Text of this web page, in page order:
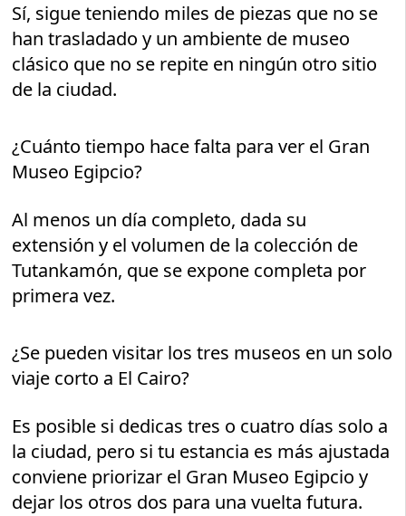
Sí, sigue teniendo miles de piezas que no se
han trasladado y un ambiente de museo
clásico que no se repite en ningún otro sitio
de la ciudad.
¿Cuánto tiempo hace falta para ver el Gran
Museo Egipcio?
Al menos un día completo, dada su
extensión y el volumen de la colección de
Tutankamón, que se expone completa por
primera vez.
¿Se pueden visitar los tres museos en un solo
viaje corto a El Cairo?
Es posible si dedicas tres o cuatro días solo a
la ciudad, pero si tu estancia es más ajustada
conviene priorizar el Gran Museo Egipcio y
dejar los otros dos para una vuelta futura.